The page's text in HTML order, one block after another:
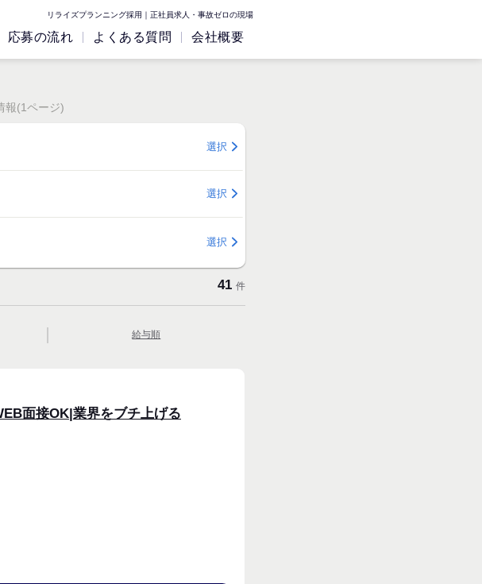
リライズプランニング採用｜正社員求人・事故ゼロの現場
応募の流れ よくある質問 会社概要
報(1ページ)
選択
選択
選択
41 件
給与順
面接OK|業界をブチ上げる